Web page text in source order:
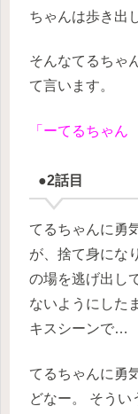
ちゃんは歩き出
そんなてるちゃ
て言います。
「ーてるちゃ
●2話目
てるちゃんに勇
が、捨て身にな
の場を逃げ出し
ないようにした
キスシーンで…
てるちゃんに勇
どなー。
そうい